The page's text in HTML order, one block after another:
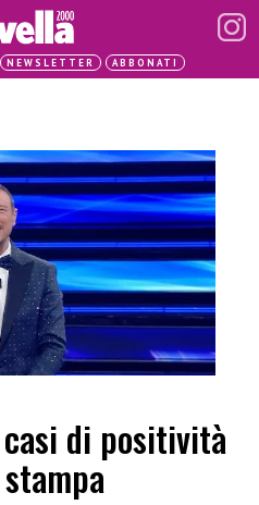
NEWSLETTER ABBONATI
di positività